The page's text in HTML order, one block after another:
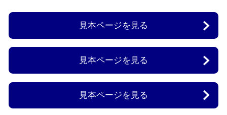
見本ページを見る
見本ページを見る
見本ページを見る